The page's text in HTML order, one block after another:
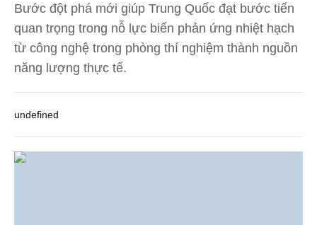
Bước đột phá mới giúp Trung Quốc đạt bước tiến
quan trọng trong nỗ lực biến phản ứng nhiệt hạch
từ công nghệ trong phòng thí nghiệm thành nguồn
năng lượng thực tế.
undefined